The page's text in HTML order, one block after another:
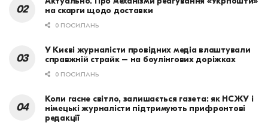
на скарги щодо доставки
0 ПОСИЛАНЬ
У Києві журналісти провідних медіа влаштували
справжній страйк – на боулінгових доріжках
0 ПОСИЛАНЬ
Коли гасне світло, залишається газета: як НСЖУ і
німецькі журналісти підтримують прифронтові
редакції